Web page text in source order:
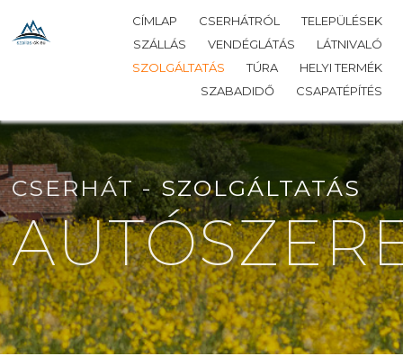
CÍMLAP CSERHÁTRÓL
TELEPÜLÉSEK
SZÁLLÁS
VENDÉGLÁTÁS
LÁTNIVALÓ
SZOLGÁLTATÁS
TÚRA
HELYI TERMÉK
SZABADIDŐ
CSAPATÉPÍTÉS
CSERHÁT -SZOLGÁLTATÁS